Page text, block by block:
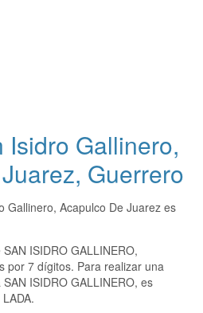
Isidro Gallinero,
Guerrero
Gallinero, Acapulco De Juarez es
ISIDRO GALLINERO,
por 7 dígitos. Para realizar una
ISIDRO GALLINERO, es